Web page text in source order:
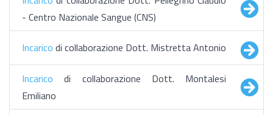
- Centro Nazionale Sangue (CNS)
Incarico di collaborazione Dott. Mistretta Antonio
Incarico di collaborazione Dott. Montalesi
Emiliano